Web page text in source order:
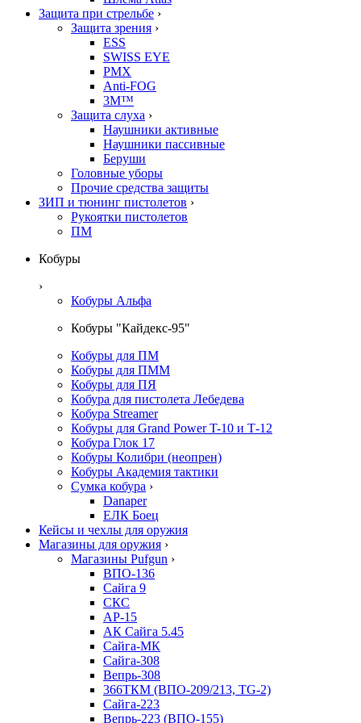
Защита при стрельбе ›
Защита зрения ›
ESS
SWISS EYE
PMX
Anti-FOG
3M™
Защита слуха ›
Наушники активные
Наушники пассивные
Беруши
Головные уборы
Прочие средства защиты
ЗИП и тюнинг пистолетов ›
Рукоятки пистолетов
ПМ
Кобуры
›
Кобуры Альфа
Кобуры "Кайдекс-95"
Кобуры для ПМ
Кобуры для ПММ
Кобуры для ПЯ
Кобура для пистолета Лебедева
Кобура Streamer
Кобуры для Grand Power T-10 и Т-12
Кобура Глок 17
Кобуры Колибри (неопрен)
Кобуры Академия тактики
Сумка кобура ›
Danaper
ЕЛК Боец
Кейсы и чехлы для оружия
Магазины для оружия ›
Магазины Pufgun ›
ВПО-136
Сайга 9
СКС
АР-15
АК Сайга 5.45
Сайга-МК
Сайга-308
Вепрь-308
366ТКМ (ВПО-209/213, TG-2)
Сайга-223
Вепрь-223 (ВПО-155)